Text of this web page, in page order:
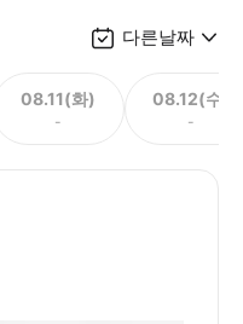
다른날짜
08.11(화)
-
08.12(수)
-